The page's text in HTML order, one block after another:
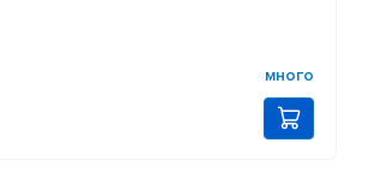
много